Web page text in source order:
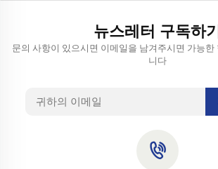
뉴스레터 구독하
문의 사항이 있으시면 이메일을 남겨주시면 가능한
니다